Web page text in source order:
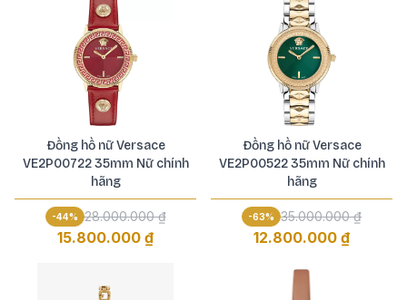
Đồng hồ nữ Versace
VE2P00722 35mm Nữ chính
hãng
-44% 28.000.000 ₫
15.800.000 ₫
Đồng hồ nữ Versace
VE2P00522 35mm Nữ chính
hãng
-63% 35.000.000 ₫
12.800.000 ₫